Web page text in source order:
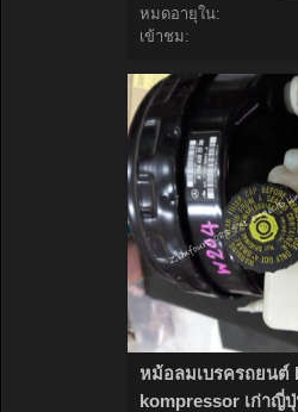
หมดอายุใน:
เข้าชม:
หม้อลมเบรครถยนต์
kompressor เก่าญี่